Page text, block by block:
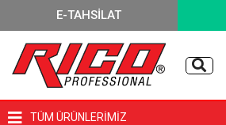
E-TAHSİLAT
TÜM ÜRÜNLERİMİZ